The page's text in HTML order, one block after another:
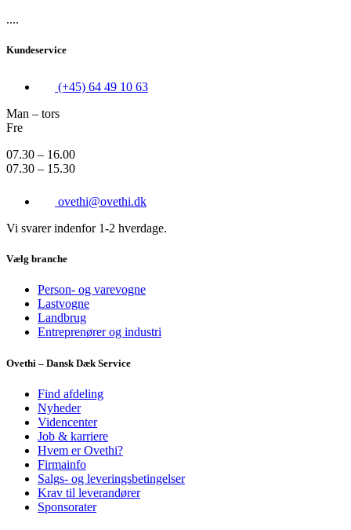
....
Kundeservice
(+45) 64 49 10 63
Man – tors
Fre
07.30 – 16.00
07.30 – 15.30
ovethi@ovethi.dk
Vi svarer indenfor 1-2 hverdage.
Vælg branche
Person- og varevogne
Lastvogne
Landbrug
Entreprenører og industri
Ovethi – Dansk Dæk Service
Find afdeling
Nyheder
Videncenter
Job & karriere
Hvem er Ovethi?
Firmainfo
Salgs- og leveringsbetingelser
Krav til leverandører
Sponsorater